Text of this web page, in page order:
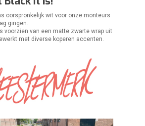
oorspronkelijk wit voor onze monteurs
gingen.
voorzien van een matte zwarte wrap uit
met diverse koperen accenten.